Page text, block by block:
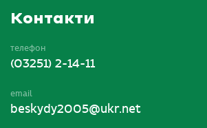
Контакти
телефон
(03251) 2-14-11
email
beskydy2005@ukr.net